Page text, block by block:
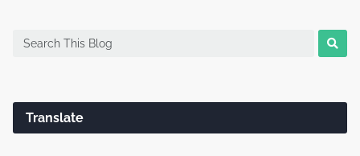
Translate